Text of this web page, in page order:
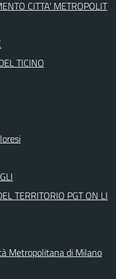
CITTA' METROPOLIT
TICINO
TERRITORIO PGT ON LI
Metropolitana di Milano